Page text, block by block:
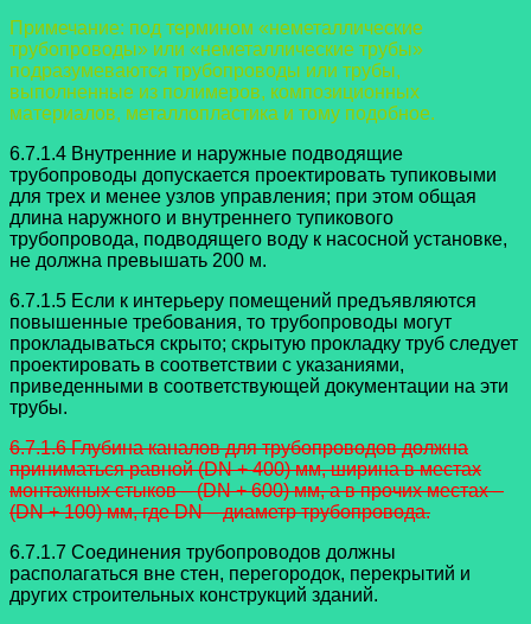
Примечание: под термином «неметаллические
трубопроводы» или «неметаллические трубы»
подразумеваются трубопроводы или трубы,
выполненные из полимеров, композиционных
материалов, металлопластика и тому подобное.
6.7.1.4 Внутренние и наружные подводящие
трубопроводы допускается проектировать тупиковыми
для трех и менее узлов управления; при этом общая
длина наружного и внутреннего тупикового
трубопровода, подводящего воду к насосной установке,
не должна превышать 200 м.
6.7.1.5 Если к интерьеру помещений предъявляются
повышенные требования, то трубопроводы могут
прокладываться скрыто; скрытую прокладку труб следует
проектировать в соответствии с указаниями,
приведенными в соответствующей документации на эти
трубы.
6.7.1.6 Глубина каналов для трубопроводов должна
приниматься равной(DN + 400) мм, ширина в местах
монтажных стыков – (DN + 600) мм, а в прочих местах –
(DN + 100) мм, где DN – диаметр трубопровода.
6.7.1.7 Соединения трубопроводов должны
располагаться вне стен, перегородок, перекрытий и
других строительных конструкций зданий.